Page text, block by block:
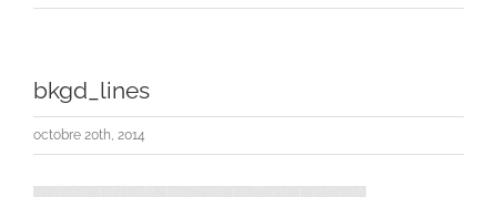
bkgd_lines
octobre 20th, 2014